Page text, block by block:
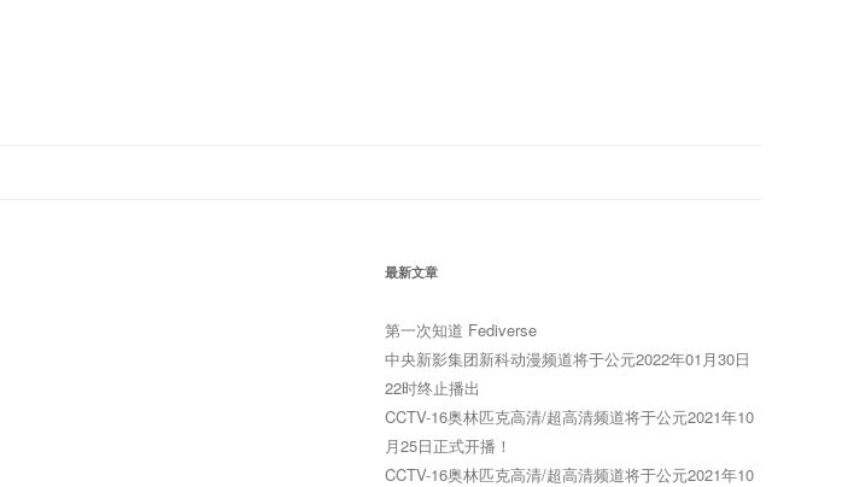
最新文章
第一次知道 Fediverse
中央新影集团新科动漫频道将于公元2022年01月30日
22时终止播出
CCTV-16奥林匹克高清/超高清频道将于公元2021年10
月25日正式开播！
CCTV-16奥林匹克高清/超高清频道将于公元2021年10